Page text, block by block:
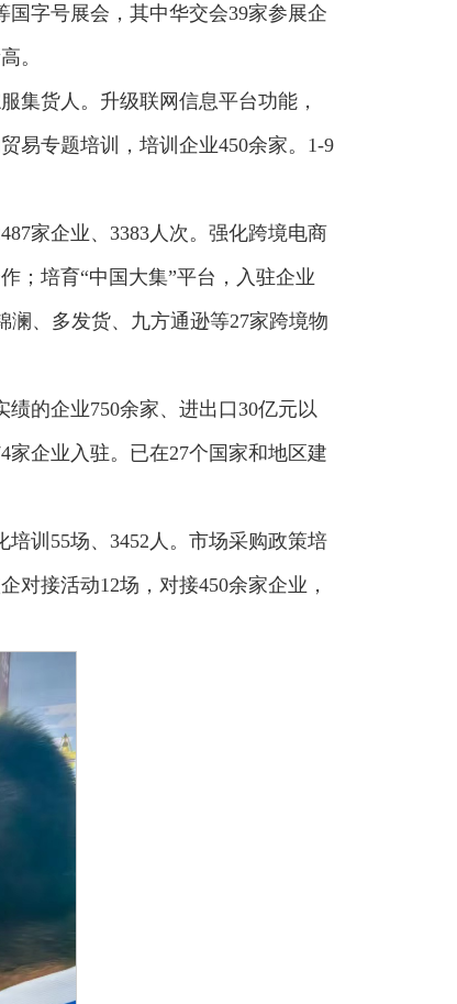
字号展会，其中华交会39家参展企
。
集货人。升级联网信息平台功能，
易专题培训，培训企业450余家。1-9
家企业、3383人次。强化跨境电商
；培育“中国大集”平台，入驻企业
澜、多发货、九方通逊等27家跨境物
的企业750余家、进出口30亿元以
家企业入驻。已在27个国家和地区建
训55场、3452人。市场采购政策培
对接活动12场，对接450余家企业，